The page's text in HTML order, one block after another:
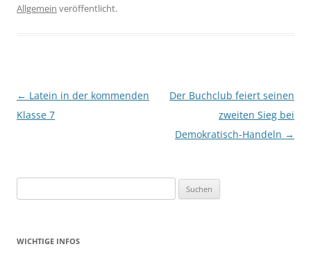
Allgemein veröffentlicht.
Beitragsnavigation
← Latein in der kommenden
Klasse 7
Der Buchclub feiert seinen
zweiten Sieg bei
Demokratisch-Handeln →
nach:
WICHTIGE INFOS